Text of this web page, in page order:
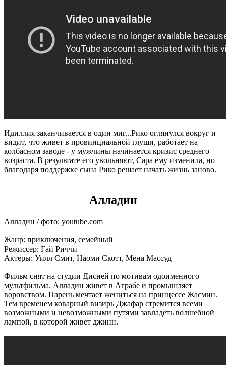
Идиллия заканчивается в один миг...Рико оглянулся вокруг и
видит, что живет в провинциальной глуши, работает на
колбасном заводе - у мужчины начинается кризис среднего
возраста. В результате его увольняют, Сара ему изменила, но
благодаря поддержке сына Рико решает начать жизнь заново.
Алладин
Алладин / фото: youtube.com
Жанр: приключения, семейный
Режиссер: Гай Риччи
Актеры: Уилл Смит, Наоми Скотт, Мена Массуд
Фильм снят на студии Дисней по мотивам одоименного
мультфильма. Алладин живет в Аграбе и промышляет
воровством. Парень мечтает жениться на принцессе Жасмин.
Тем временем коварный визирь Джафар стремится всеми
возможными и невозможными путями завладеть волшебной
лампой, в которой живет джинн.